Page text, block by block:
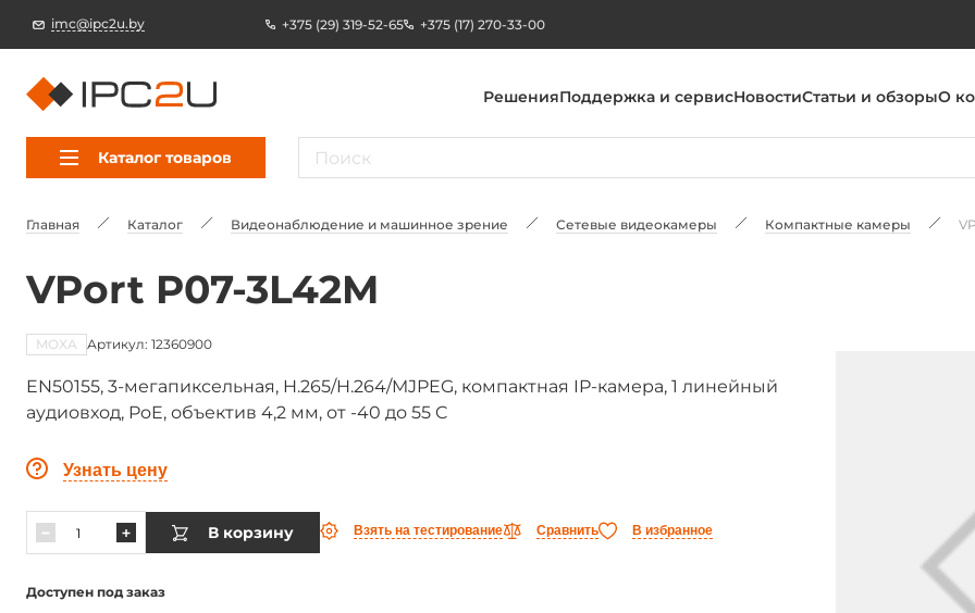
imc@ipc2u.by +375 (29) 319-52-65 +375 (17) 270-33-00
РешенияПоддержка и сервисНовостиСтатьи и обзорыО
Каталог товаров
Главная Каталог Видеонаблюдение и машинное зрение Сетевые видеокамеры Компактные камеры
VPort P07-3L42M
MOXA Артикул: 12360900
EN50155, 3-мегапиксельная, H.265/H.264/MJPEG, компактная IP-камера, 1 линейный
аудиовход, PoE, объектив 4,2 мм, от -40 до 55 C
Узнать цену
В корзину Взять на тестирование Сравнить В избранное
Доступен под заказ